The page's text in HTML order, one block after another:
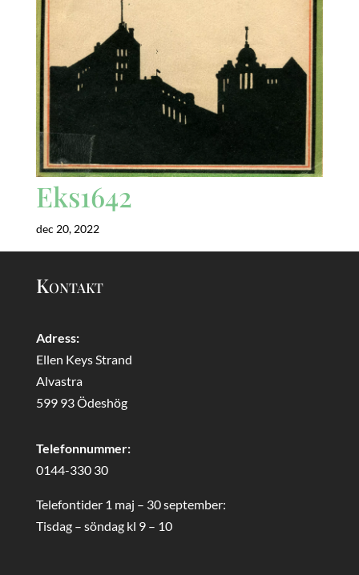
Eks1642
dec 20, 2022
Kontakt
Adress:
Ellen Keys Strand
Alvastra
599 93 Ödeshög
Telefonnummer:
0144-330 30
Telefontider 1 maj – 30 september:
Tisdag – söndag kl 9 – 10